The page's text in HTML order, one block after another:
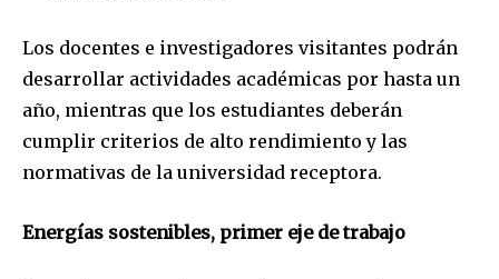
Los docentes e investigadores visitantes podrán
desarrollar actividades académicas por hasta un
año, mientras que los estudiantes deberán
cumplir criterios de alto rendimiento y las
normativas de la universidad receptora.
Energías sostenibles, primer eje de trabajo